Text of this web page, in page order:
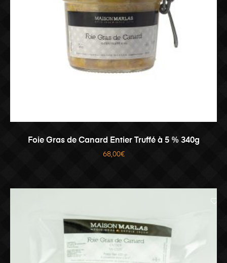
AJOUTER AU PANIER
Foie Gras de Canard Entier Truffé à 5 % 340g
68,00€